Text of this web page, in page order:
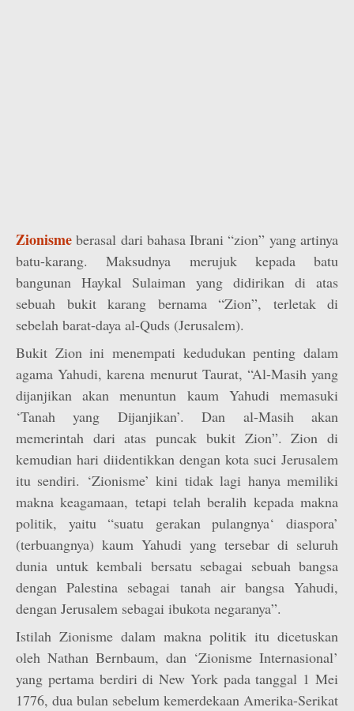
Zionismeberasal dari bahasa Ibrani “zion” yang artinya
batu-karang. Maksudnya merujuk kepada batu
bangunan Haykal Sulaiman yang didirikan di atas
sebuah bukit karang bernama “Zion”, terletak di
sebelah barat-daya al-Quds (Jerusalem).
Bukit Zion ini menempati kedudukan penting dalam
agama Yahudi, karena menurut Taurat, “Al-Masih yang
dijanjikan akan menuntun kaum Yahudi memasuki
‘Tanah yang Dijanjikan’. Dan al-Masih akan
memerintah dari atas puncak bukit Zion”. Zion di
kemudian hari diidentikkan dengan kota suci Jerusalem
itu sendiri. ‘Zionisme’ kini tidak lagi hanya memiliki
makna keagamaan, tetapi telah beralih kepada makna
politik, yaitu “suatu gerakan pulangnya‘ diaspora’
(terbuangnya) kaum Yahudi yang tersebar di seluruh
dunia untuk kembali bersatu sebagai sebuah bangsa
dengan Palestina sebagai tanah air bangsa Yahudi,
dengan Jerusalem sebagai ibukota negaranya”.
Istilah Zionisme dalam makna politik itu dicetuskan
oleh Nathan Bernbaum, dan ‘Zionisme Internasional’
yang pertama berdiri di New York pada tanggal 1 Mei
1776, dua bulan sebelum kemerdekaan Amerika-Serikat